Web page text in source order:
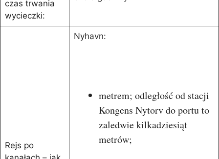
czas trwania
wycieczki:
Rejs po
Nyhavn:
metrem; odległość od stacji
Kongens Nytorv do portu to
zaledwie kilkadziesiąt
metrów;